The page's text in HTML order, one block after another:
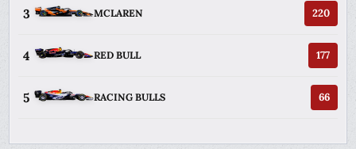
3 MCLAREN 220
4 RED BULL 177
5 RACING BULLS 66